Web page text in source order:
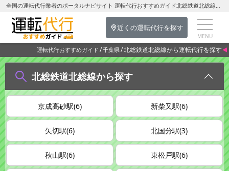
全国の運転代行業者のポータルナビサイト 運転代行おすすめガイド北総鉄道北総線の運転代行を探す-千葉県の運転代行
近くの運転代行を探す
運転代行おすすめガイド 千葉県 北総鉄道北総線から運転代行を探す
北総鉄道北総線から探す
京成高砂駅(6) 新柴又駅(6)
矢切駅(6) 北国分駅(3)
秋山駅(6) 東松戸駅(6)